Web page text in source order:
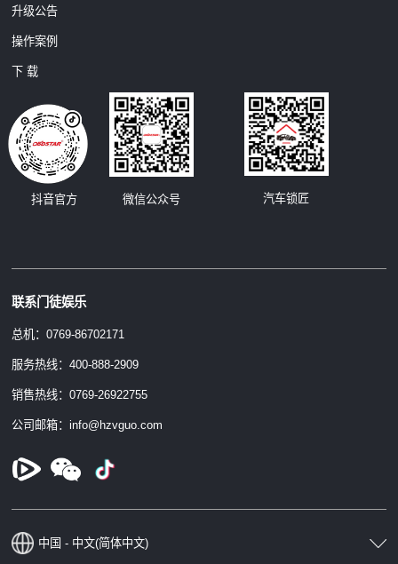
升级公告
操作案例
下 载
微信公众号
抖音官方 汽车锁匠
联系门徒娱乐
总机：0769-86702171
服务热线：400-888-2909
销售热线：0769-26922755
公司邮箱：info@hzvguo.com
中国 - 中文(简体中文)